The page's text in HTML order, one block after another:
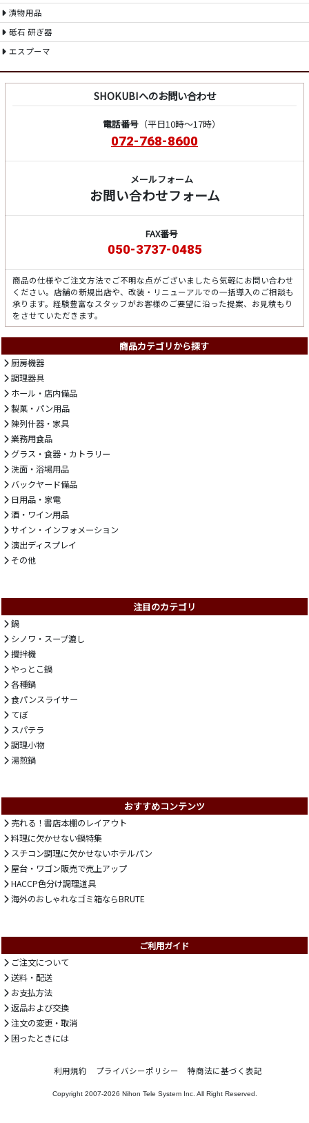
漬物用品
砥石 研ぎ器
エスプーマ
SHOKUBIへのお問い合わせ
電話番号（平日10時～17時）
072-768-8600
メールフォーム
お問い合わせフォーム
FAX番号
050-3737-0485
商品の仕様やご注文方法でご不明な点がございましたら気軽にお問い合わせ
ください。店舗の新規出店や、改装・リニューアルでの一括導入のご相談も
承ります。経験豊富なスタッフがお客様のご要望に沿った提案、お見積もり
をさせていただきます。
商品カテゴリから探す
厨房機器
調理器具
ホール・店内備品
製菓・パン用品
陳列什器・家具
業務用食品
グラス・食器・カトラリー
洗面・浴場用品
バックヤード備品
日用品・家電
酒・ワイン用品
サイン・インフォメーション
演出ディスプレイ
その他
注目のカテゴリ
鍋
シノワ・スープ漉し
攪拌機
やっとこ鍋
各種鍋
食パンスライサー
てぼ
スパテラ
調理小物
湯煎鍋
おすすめコンテンツ
売れる！書店本棚のレイアウト
料理に欠かせない鍋特集
スチコン調理に欠かせないホテルパン
屋台・ワゴン販売で売上アップ
HACCP色分け調理道具
海外のおしゃれなゴミ箱ならBRUTE
ご利用ガイド
ご注文について
送料・配送
お支払方法
返品および交換
注文の変更・取消
困ったときには
利用規約 プライバシーポリシー 特商法に基づく表記
Copyright 2007-2026 Nihon Tele System Inc. All Right Reserved.